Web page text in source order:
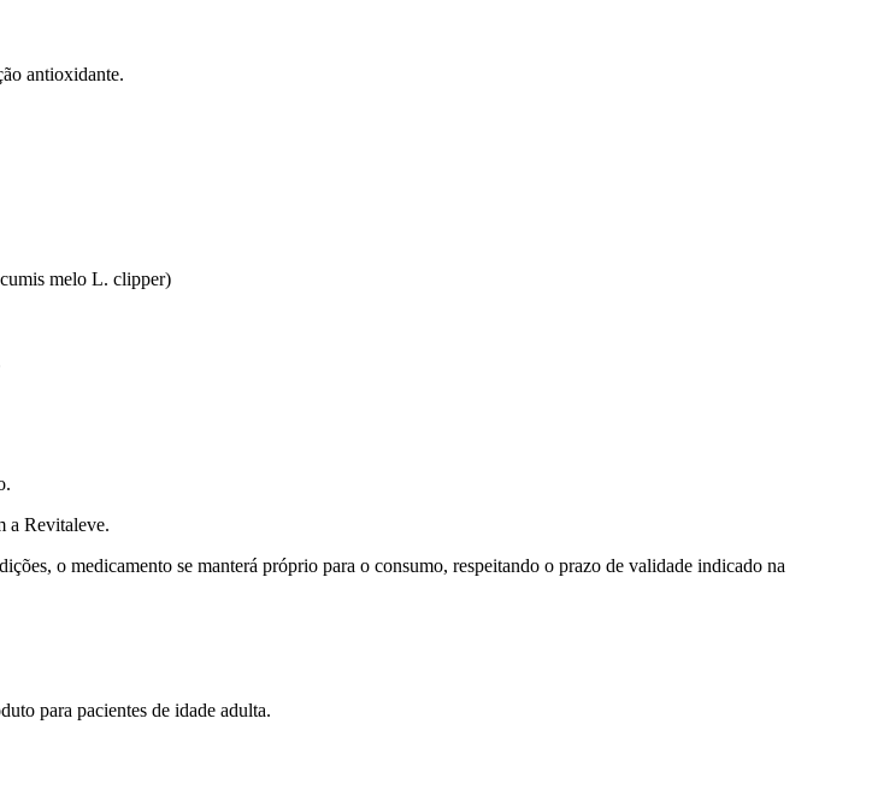
antioxidante.
melo L. clipper)
a Revitaleve.
o medicamento se manterá próprio para o consumo, respeitando o prazo de validade indicado na
para pacientes de idade adulta.